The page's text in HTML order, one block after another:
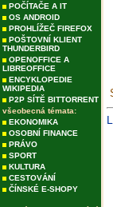
POČÍTAČE A IT
OS ANDROID
PROHLÍŽEČ FIREFOX
POŠTOVNÍ KLIENT
THUNDERBIRD
OPENOFFICE A
LIBREOFFICE
ENCYKLOPEDIE
WIKIPEDIA
P2P SÍTĚ BITTORRENT
všeobecná témata:
EKONOMIKA
OSOBNÍ FINANCE
PRÁVO
SPORT
KULTURA
CESTOVÁNÍ
ČÍNSKÉ E-SHOPY